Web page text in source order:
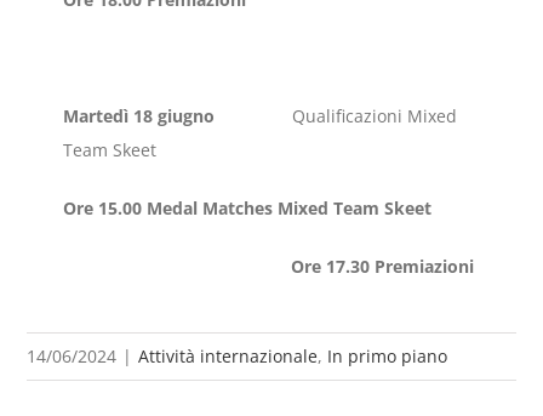
Martedì 18 giugno Qualificazioni Mixed
Team Skeet
Ore 15.00 Medal Matches Mixed Team Skeet
Ore 17.30 Premiazioni
14/06/2024 | Attività internazionale, In primo piano